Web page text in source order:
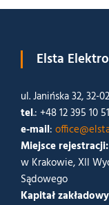
Elsta
ul. Janińska 32, 32-
tel.: +48 12 395 10
e-mail:
Miejsce rejestracji:
w Krakowie, XII
Sądowego
Kapitał